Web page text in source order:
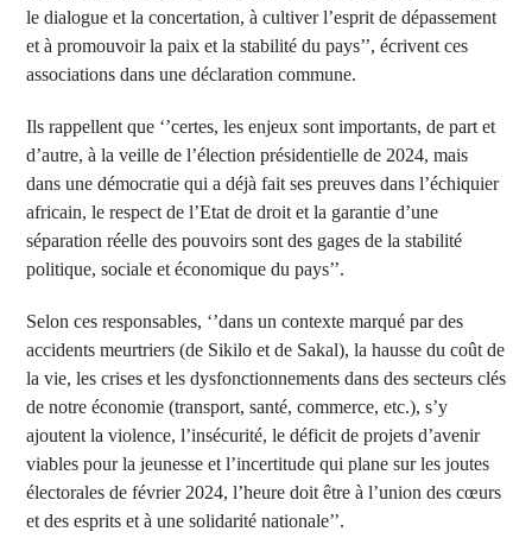
le dialogue et la concertation, à cultiver l’esprit de dépassement
et à promouvoir la paix et la stabilité du pays’’, écrivent ces
associations dans une déclaration commune.
Ils rappellent que ‘’certes, les enjeux sont importants, de part et
d’autre, à la veille de l’élection présidentielle de 2024, mais
dans une démocratie qui a déjà fait ses preuves dans l’échiquier
africain, le respect de l’Etat de droit et la garantie d’une
séparation réelle des pouvoirs sont des gages de la stabilité
politique, sociale et économique du pays’’.
Selon ces responsables, ‘’dans un contexte marqué par des
accidents meurtriers (de Sikilo et de Sakal), la hausse du coût de
la vie, les crises et les dysfonctionnements dans des secteurs clés
de notre économie (transport, santé, commerce, etc.), s’y
ajoutent la violence, l’insécurité, le déficit de projets d’avenir
viables pour la jeunesse et l’incertitude qui plane sur les joutes
électorales de février 2024, l’heure doit être à l’union des cœurs
et des esprits et à une solidarité nationale’’.